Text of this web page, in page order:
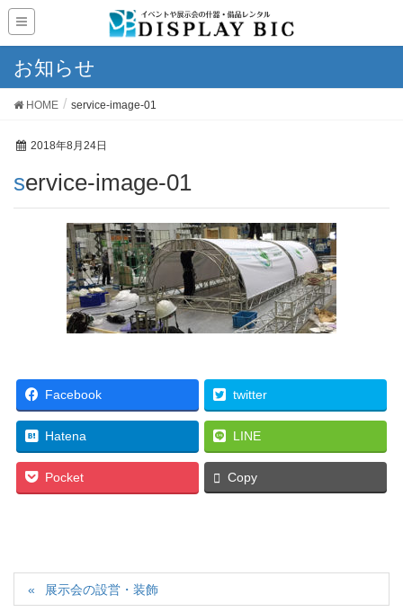
お知らせ
HOME service-image-01
2018年8月24日
service-image-01
Facebook twitter
Hatena LINE
Pocket Copy
展示会の設営・装飾